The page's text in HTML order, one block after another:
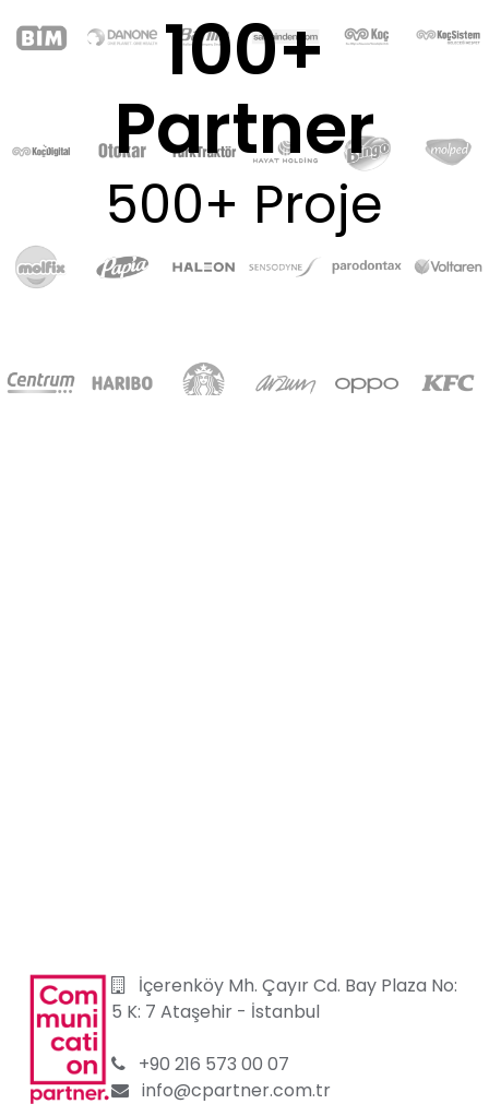
100+
Partner
500+ Proje
İçerenköy Mh. Çayır Cd. Bay Plaza No:
5 K: 7 Ataşehir - İstanbul
+90 216 573 00 07
info@cpartner.com.tr